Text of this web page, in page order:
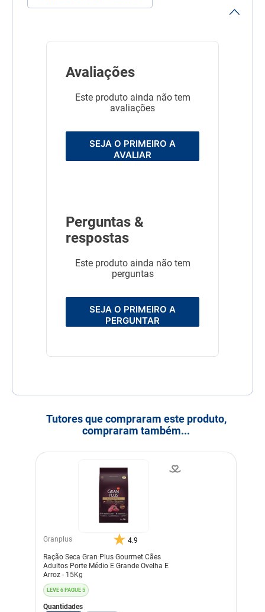
Avaliações
Este produto ainda não tem
avaliações
SEJA O PRIMEIRO A
AVALIAR
Perguntas &
respostas
Este produto ainda não tem
perguntas
SEJA O PRIMEIRO A
PERGUNTAR
Tutores que compraram este produto,
compraram também...
Granplus 4.9
Ração Seca Gran Plus Gourmet Cães
Adultos Porte Médio E Grande Ovelha E
Arroz - 15Kg
LEVE 6 PAGUE 5
Quantidades